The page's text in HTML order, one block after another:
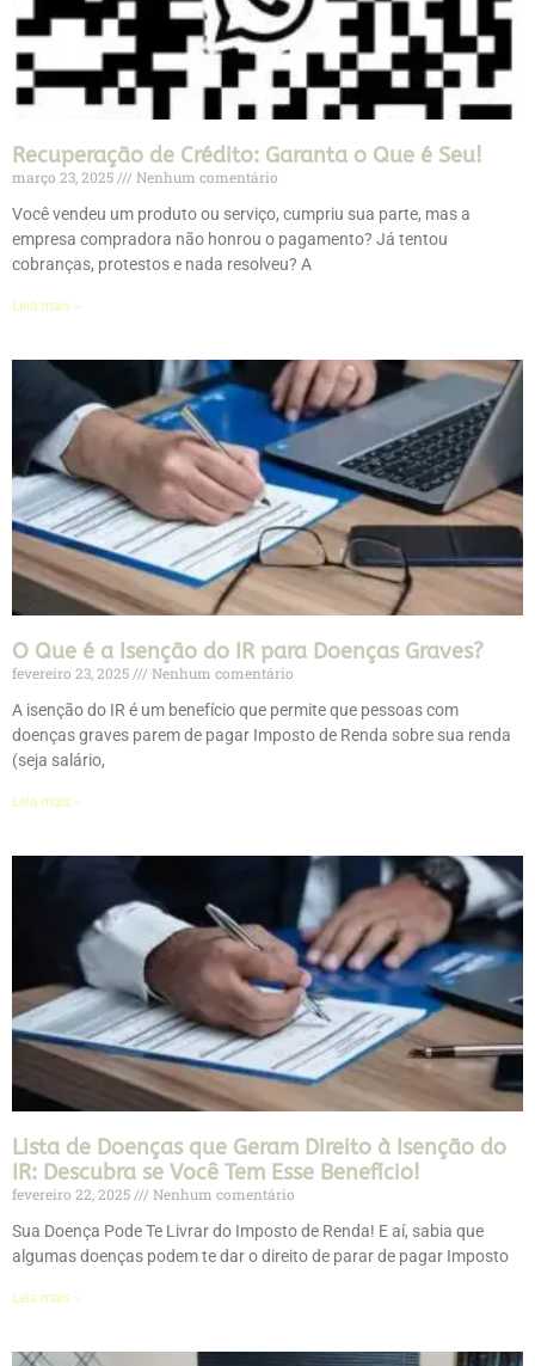
Recuperação de Crédito: Garanta o Que é Seu!
março 23, 2025
Nenhum comentário
Você vendeu um produto ou serviço, cumpriu sua parte, mas a
empresa compradora não honrou o pagamento? Já tentou
cobranças, protestos e nada resolveu? A
Leia mais »
O Que é a Isenção do IR para Doenças Graves?
fevereiro 23, 2025
Nenhum comentário
A isenção do IR é um benefício que permite que pessoas com
doenças graves parem de pagar Imposto de Renda sobre sua renda
(seja salário,
Leia mais »
Lista de Doenças que Geram Direito à Isenção do
IR: Descubra se Você Tem Esse Benefício!
fevereiro 22, 2025
Nenhum comentário
Sua Doença Pode Te Livrar do Imposto de Renda! E aí, sabia que
algumas doenças podem te dar o direito de parar de pagar Imposto
Leia mais »